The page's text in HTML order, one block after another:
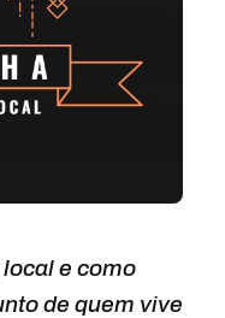
e como
de quem vive